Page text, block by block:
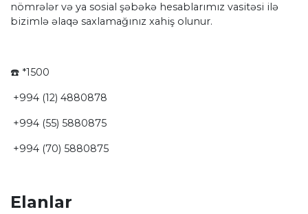
Elanlar
nömrələr və ya sosial şəbəkə hesablarımız vasitəsi ilə
bizimlə əlaqə saxlamağınız xahiş olunur.
☎️ *1500
+994 (12) 4880878
+994 (55) 5880875
+994 (70) 5880875